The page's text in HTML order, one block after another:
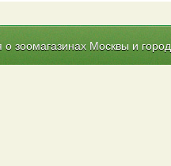
зоомагазинах Москвы и